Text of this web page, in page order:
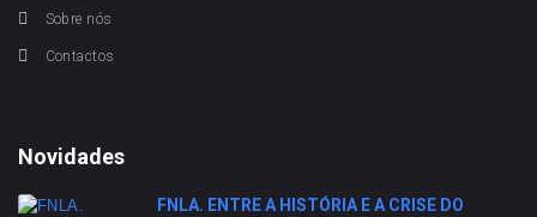
Sobre nós
Contactos
Novidades
FNLA. ENTRE A HISTÓRIA E A CRISE DO